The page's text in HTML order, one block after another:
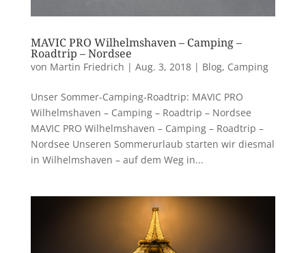
MAVIC PRO Wilhelmshaven – Camping –
Roadtrip – Nordsee
von Martin Friedrich | Aug. 3, 2018| Blog, Camping
Unser Sommer-Camping-Roadtrip: MAVIC PRO
Wilhelmshaven – Camping – Roadtrip – Nordsee
MAVIC PRO Wilhelmshaven – Camping – Roadtrip –
Nordsee Unseren Sommerurlaub starten wir diesmal
in Wilhelmshaven – auf dem Weg in...